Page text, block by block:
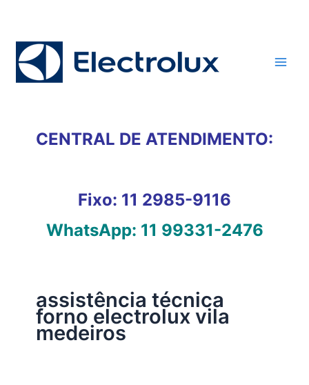
conteúdo
CENTRAL DE ATENDIMENTO:
Fixo: 11 2985-9116
WhatsApp: 11 99331-2476
assistência técnica
forno electrolux vila
medeiros